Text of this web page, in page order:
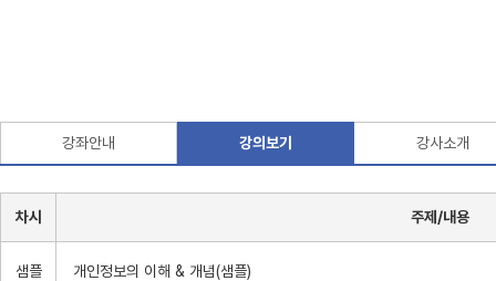
강좌안내 강의보기 강사소개
차시 주제/내용
샘플 개인정보의 이해 & 개념(샘플)